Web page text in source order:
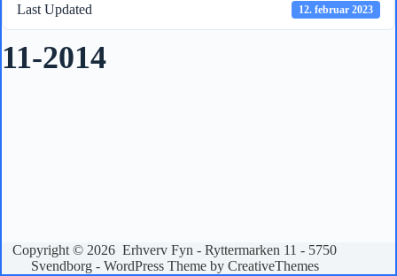
Last Updated 12. februar 2023
11-2014
Copyright © 2026 Erhverv Fyn - Ryttermarken 11 - 5750
Svendborg - WordPress Theme by CreativeThemes